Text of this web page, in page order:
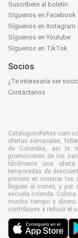
Suscríbete al boletín
Síguenos en Facebook
Síguenos en Instagram
Síguenos en Youtube
Síguenos en TikTok
Socios
¿Te interesaría ser
Contáctanos
ofertas semanales,
de Colombia, así te
promociones de los
fácilmente una
temporadas de
primero en mostrar los
lleguen al correo, y
escuela o tienda.
mucho tiempo y
contribuyes a reducir el